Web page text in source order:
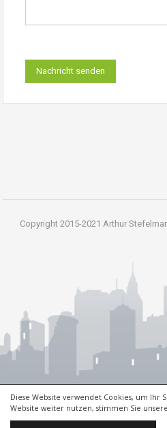
Diese Website verwendet Cookies, um Ihr
Website weiter nutzen, stimmen Sie
Copyright 2015-2021 Arthur